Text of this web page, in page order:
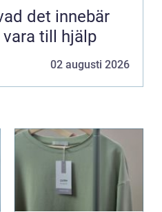
till hjälp
02 augusti 2026